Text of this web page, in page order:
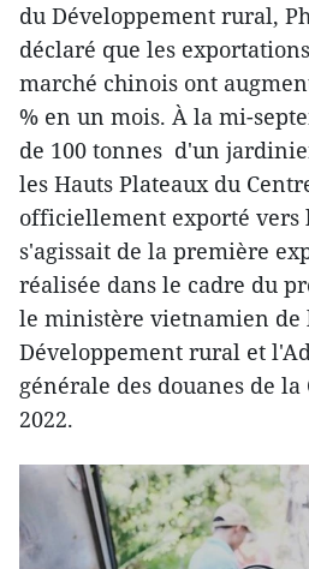
du Développement rural,
déclaré que les
marché chinois ont
% en un mois. À la mi-
de 100 tonnes d'un
les Hauts Plateaux du
officiellement exporté vers
s'agissait de la première
réalisée dans le cadre du
le ministère vietnamien
Développement rural et
générale des douanes de
2022.